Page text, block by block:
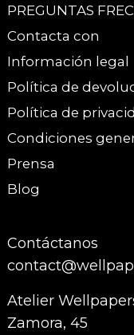
PREGUNTAS
Contacta con
Información legal
Política de
Política de
Condiciones
Prensa
Blog
Contáctanos
Atelier
Zamora, 45